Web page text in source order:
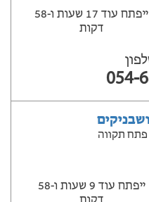
ייפתח עוד 17 שעות ‫ו-58
דקות
054-
ייפתח עוד 9 שעות ‫ו-58